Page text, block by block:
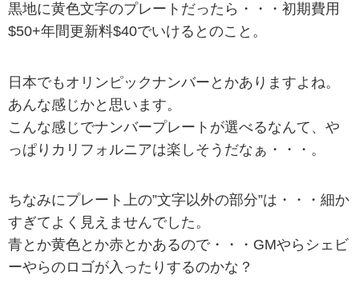
黒地に黄色文字のプレートだったら・・・初期費用
$50+年間更新料$40でいけるとのこと。
日本でもオリンピックナンバーとかありますよね。
あんな感じかと思います。
こんな感じでナンバープレートが選べるなんて、や
っぱりカリフォルニアは楽しそうだなぁ・・・。
ちなみにプレート上の”文字以外の部分”は・・・細か
すぎてよく見えませんでした。
青とか黄色とか赤とかあるので・・・GMやらシェビ
ーやらのロゴが入ったりするのかな？